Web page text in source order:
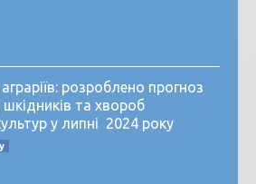
розроблено прогноз
шкідників та хвороб
у липні 2024 року